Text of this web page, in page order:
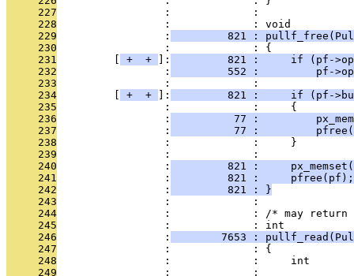
     227
                 :             :
     228
                 :             : void
     229
                 :
821 :
     230
                 :             : {
     231
+ + ]:
821 :     if (pf-
     232
                 :
552 :         pf-
     233
                 :             :
     234
+ + ]:
821 :     if (pf-
     235
                 :             :     {
     236
                 :
77 :
     237
                 :
77 :
     238
                 :             :     }
     239
                 :             :
     240
                 :
821 :
     241
                 :
         821 :     pfree(pf);
     242
                 :
         821 : }
     243
                 :             :
     244
:             : /* may
     245
                 :             : int
     246
                 :
7653 :
     247
                 :             : {
     248
:             :     int
     249
                 :             :